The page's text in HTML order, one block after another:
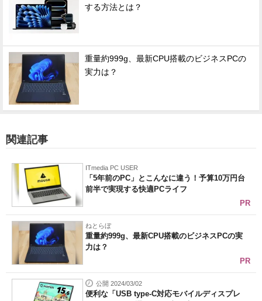
する方法とは？
重量約999g、最新CPU搭載のビジネスPCの
実力は？
関連記事
ITmedia PC USER
「5年前のPC」とこんなに違う！予算10万円台
前半で実現する快適PCライフ
PR
ねとらぼ
重量約999g、最新CPU搭載のビジネスPCの実
力は？
PR
公開 2024/03/02
便利な「USB type-C対応モバイルディスプレ